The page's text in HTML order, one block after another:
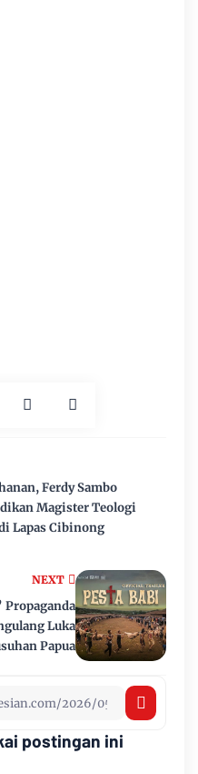
NEXT
Propaganda
Luka
Papua
Ferdy Sambo
Magister Teologi
Lapas Cibinong
postingan ini